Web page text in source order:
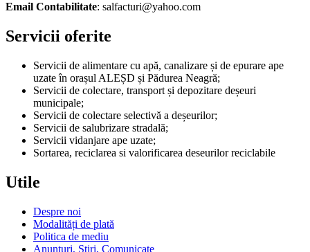
Email Contabilitate: salfacturi@yahoo.com
Servicii oferite
Servicii de alimentare cu apă, canalizare și de epurare ape
uzate în orașul ALEȘD și Pădurea Neagră;
Servicii de colectare, transport și depozitare deșeuri
municipale;
Servicii de colectare selectivă a deșeurilor;
Servicii de salubrizare stradală;
Servicii vidanjare ape uzate;
Sortarea, reciclarea si valorificarea deseurilor reciclabile
Utile
Despre noi
Modalități de plată
Politica de mediu
Anunturi, Stiri, Comunicate